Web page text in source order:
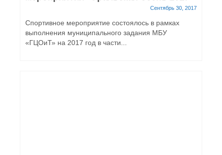
Сентябрь 30, 2017
Спортивное мероприятие состоялось в рамках
выполнения муниципального задания МБУ
«ГЦОиТ» на 2017 год в части...